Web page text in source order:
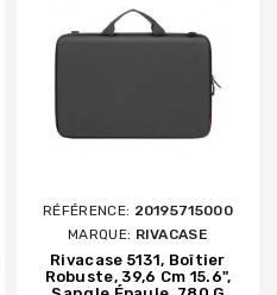
RÉFÉRENCE: 20195715000
MARQUE: RIVACASE
Rivacase 5131, Boîtier
Robuste, 39,6 Cm 15.6",